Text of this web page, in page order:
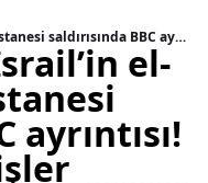
SON DAKİKA | İsrail’in el-Ehli Baptist Hastanesi saldırısında BBC ayrıntısı! Hedef göstermişler
el-
ayrıntısı!